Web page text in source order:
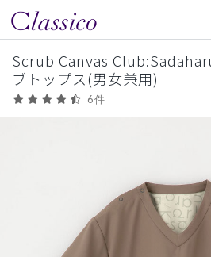
Scrub Canvas
ブトップス(男女兼用)
6件